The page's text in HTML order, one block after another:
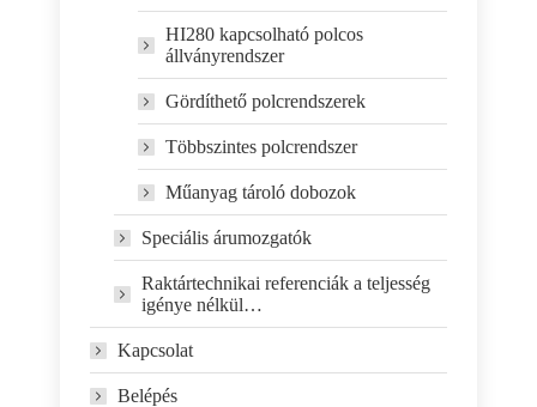
HI280 kapcsolható polcos
állványrendszer
Gördíthető polcrendszerek
Többszintes polcrendszer
Műanyag tároló dobozok
Speciális árumozgatók
Raktártechnikai referenciák a teljesség
igénye nélkül…
Kapcsolat
Belépés